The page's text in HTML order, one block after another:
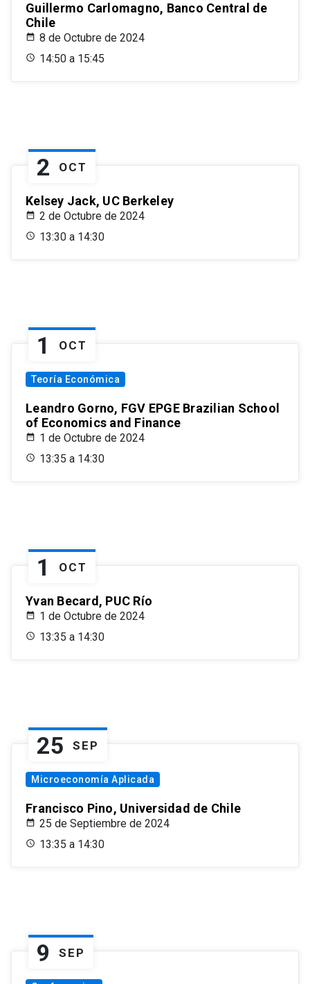
Guillermo Carlomagno, Banco Central de
Chile
8 de Octubre de 2024
14:50 a 15:45
2 OCT
Kelsey Jack, UC Berkeley
2 de Octubre de 2024
13:30 a 14:30
1 OCT
Teoría Económica
Leandro Gorno, FGV EPGE Brazilian School
of Economics and Finance
1 de Octubre de 2024
13:35 a 14:30
1 OCT
Yvan Becard, PUC Río
1 de Octubre de 2024
13:35 a 14:30
25 SEP
Microeconomía Aplicada
Francisco Pino, Universidad de Chile
25 de Septiembre de 2024
13:35 a 14:30
9 SEP